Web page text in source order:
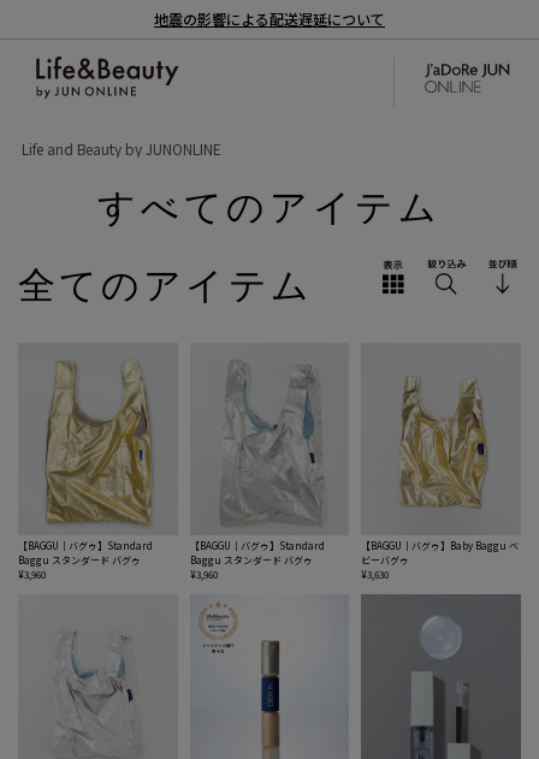
地震の影響による配送遅延について
Life and Beauty by JUNONLINE
すべてのアイテム
全てのアイテム
【BAGGU｜バグゥ】Standard
Baggu スタンダード バグゥ
¥3,960
【BAGGU｜バグゥ】Standard
Baggu スタンダード バグゥ
¥3,960
【BAGGU｜バグゥ】Baby Baggu ベ
ビーバグゥ
¥3,630